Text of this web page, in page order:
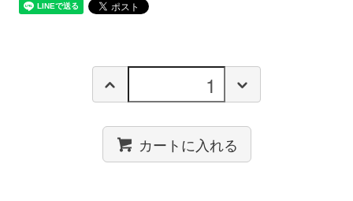
カートに入れる